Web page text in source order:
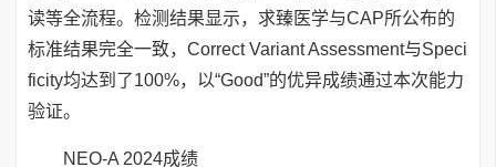
读等全流程。检测结果显示，求臻医学与CAP所公布的
标准结果完全一致，Correct Variant Assessment与Speci
ficity均达到了100%，以“Good”的优异成绩通过本次能力
验证。
NEO-A 2024成绩